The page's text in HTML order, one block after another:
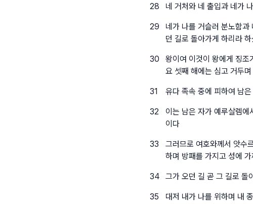
28 네 거처와 네 출입과 네가
29
네가 나를 거슬러 분노함
던 길로 돌아가게 하리라
30
왕이여 이것이 왕에게 징조
요 셋째 해에는 심고 거두
31 유다 족속 중에 피하여 남
32
이는 남은 자가 예루살렘에
이다
33
그러므로 여호와께서 앗수
하며 방패를 가지고 성에
34 그가 오던 길 곧 그 길로 돌
35 대저 내가 나를 위하며 내